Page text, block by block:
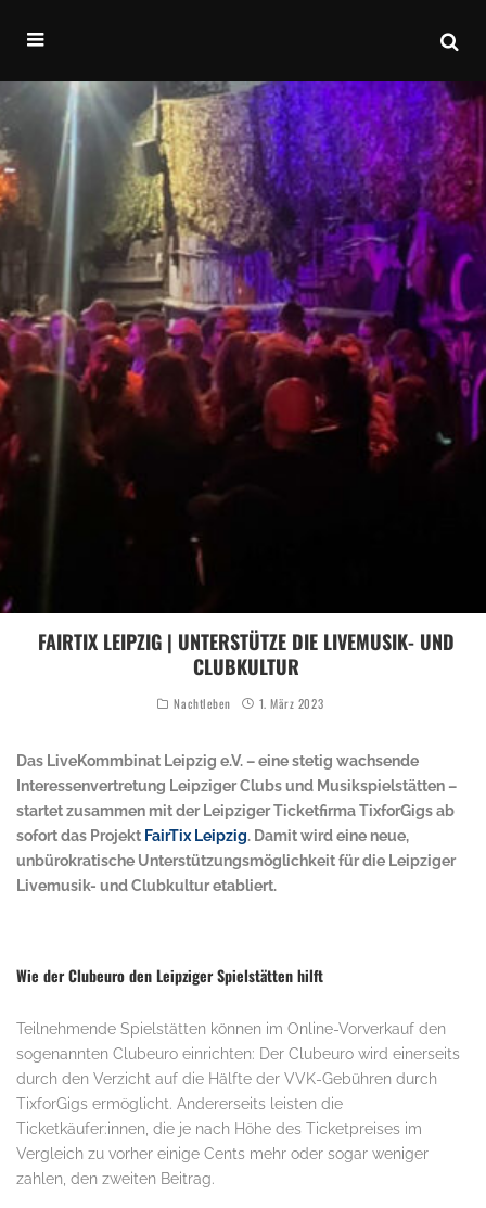
FAIRTIX LEIPZIG | UNTERSTÜTZE DIE LIVEMUSIK- UND
CLUBKULTUR
Nachtleben 1. März 2023
Das LiveKommbinat Leipzig e.V. – eine stetig wachsende
Interessenvertretung Leipziger Clubs und Musikspielstätten –
startet zusammen mit der Leipziger Ticketfirma TixforGigs ab
sofort das Projekt FairTix Leipzig. Damit wird eine neue,
unbürokratische Unterstützungsmöglichkeit für die Leipziger
Livemusik- und Clubkultur etabliert.
Wie der Clubeuro den Leipziger Spielstätten hilft
Teilnehmende Spielstätten können im Online-Vorverkauf den
sogenannten Clubeuro einrichten: Der Clubeuro wird einerseits
durch den Verzicht auf die Hälfte der VVK-Gebühren durch
TixforGigs ermöglicht. Andererseits leisten die
Ticketkäufer:innen, die je nach Höhe des Ticketpreises im
Vergleich zu vorher einige Cents mehr oder sogar weniger
zahlen, den zweiten Beitrag.